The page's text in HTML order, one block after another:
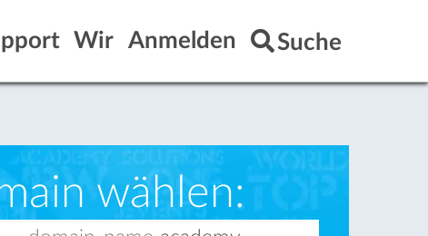
Wir Anmelden Suche
wählen: